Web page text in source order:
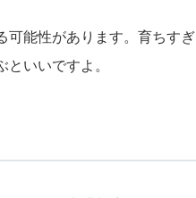
可能性があります。育ちすぎ
いいですよ。